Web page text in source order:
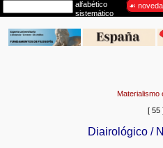
Materialismo
[ 55
Diairológico /